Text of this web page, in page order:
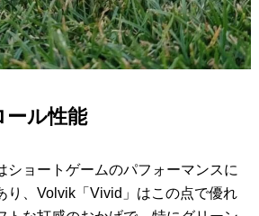
ール性能
ショートゲームのパフォーマンスに
り、Volvik「Vivid」はこの点で優れ